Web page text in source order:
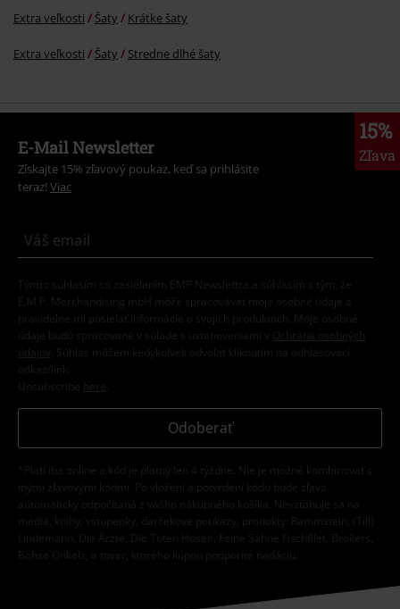
Extra veľkosti Šaty Krátke šaty
Extra veľkosti Šaty Stredne dlhé šaty
15%
Zľava
E-Mail Newsletter
Získajte 15% zľavový poukaz, keď sa prihlásite
teraz! Viac
Týmto súhlasím so zasielaním EMP Newslettra a súhlasím s tým, že
E.M.P. Merchandising mbH môže spracovávať moje osobné údaje a
pravidelne mi posielať informácie o svojich produktoch. Moje osobné
údaje budú spracované v súlade s ustanoveniami v
Ochrana osobných
údajov
. Súhlas môžem kedykoľvek odvolať kliknutím na odhlasovací
odkaz/link.
Unsubscribe here
Odoberať
*Platí iba online a kód je platný len 4 týždne. Nie je možné kombinovať s
inými zľavovými kódmi. Po vložení a potvrdení kódu bude zľava
automaticky odpočítaná z vášho nákupného košíka. Nevzťahuje sa na
médiá, knihy, vstupenky, darčekové poukazy, produkty: Rammstein, (Till)
Lindemann, Die Ärzte, Die Toten Hosen, Feine Sahne Fischfilet, Broilers,
Böhse Onkelz, a tovar, ktorého kúpou podporíte nadáciu.